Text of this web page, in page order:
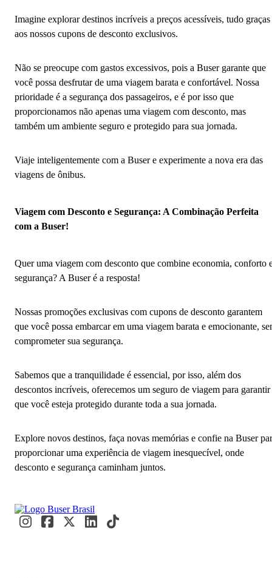
Imagine explorar destinos incríveis a preços acessíveis, tudo graças
aos nossos cupons de desconto exclusivos.
Não se preocupe com gastos excessivos, pois a Buser garante que
você possa desfrutar de uma viagem barata e confortável. Nossa
prioridade é a segurança dos passageiros, e é por isso que
proporcionamos não apenas uma viagem com desconto, mas
também um ambiente seguro e protegido para sua jornada.
Viaje inteligentemente com a Buser e experimente a nova era das
viagens de ônibus.
Viagem com Desconto e Segurança: A Combinação Perfeita
com a Buser!
Quer uma viagem com desconto que combine economia, conforto
segurança? A Buser é a resposta!
Nossas promoções exclusivas com cupons de desconto garantem
que você possa embarcar em uma viagem barata e emocionante,
comprometer sua segurança.
Sabemos que a tranquilidade é essencial, por isso, além dos
descontos incríveis, oferecemos um seguro de viagem para garantir
que você esteja protegido durante toda a sua jornada.
Explore novos destinos, faça novas memórias e confie na Buser
proporcionar uma experiência de viagem inesquecível, onde
desconto e segurança caminham juntos.